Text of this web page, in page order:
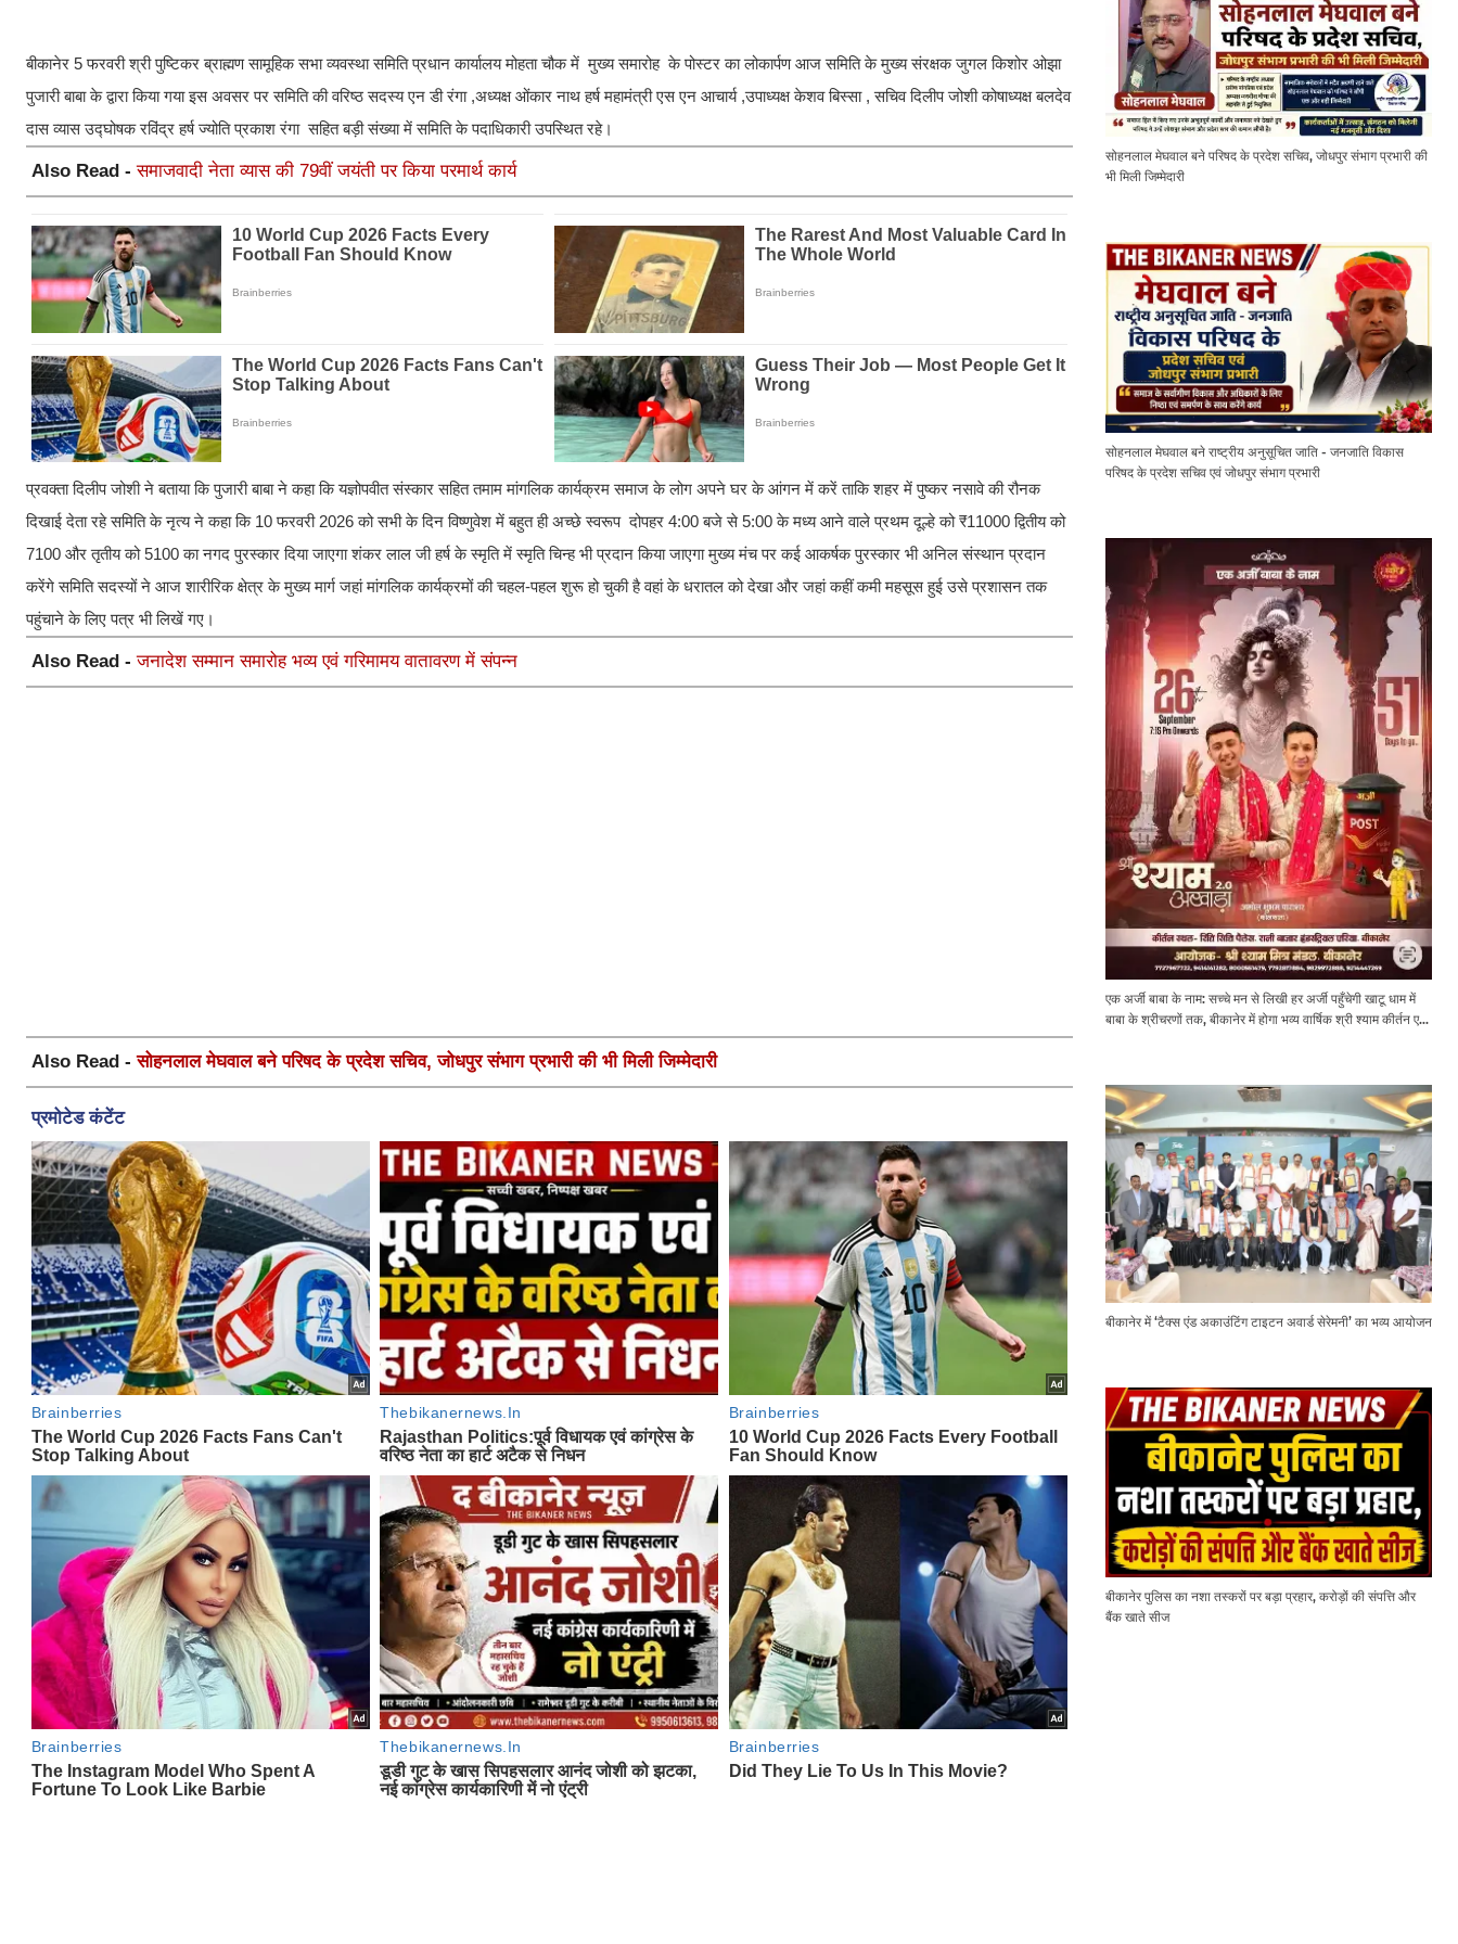
बीकानेर 5 फरवरी श्री पुष्टिकर ब्राह्मण सामूहिक सभा व्यवस्था समिति प्रधान कार्यालय मोहता चौक में मुख्य समारोह के पोस्टर का लोकार्पण आज समिति के मुख्य संरक्षक जुगल किशोर ओझा
पुजारी बाबा के द्वारा किया गया इस अवसर पर समिति की वरिष्ठ सदस्य एन डी रंगा ,अध्यक्ष ओंकार नाथ हर्ष महामंत्री एस एन आचार्य ,उपाध्यक्ष केशव बिस्सा , सचिव दिलीप जोशी कोषाध्यक्ष बलदेव
दास व्यास उद्घोषक रविंद्र हर्ष ज्योति प्रकाश रंगा सहित बड़ी संख्या में समिति के पदाधिकारी उपस्थित रहे।
Also Read -समाजवादी नेता व्यास की 79वीं जयंती पर किया परमार्थ कार्य
प्रवक्ता दिलीप जोशी ने बताया कि पुजारी बाबा ने कहा कि यज्ञोपवीत संस्कार सहित तमाम मांगलिक कार्यक्रम समाज के लोग अपने घर के आंगन में करें ताकि शहर में पुष्कर नसावे की रौनक
दिखाई देता रहे समिति के नृत्य ने कहा कि 10 फरवरी 2026 को सभी के दिन विष्णुवेश में बहुत ही अच्छे स्वरूप दोपहर 4:00 बजे से 5:00 के मध्य आने वाले प्रथम दूल्हे को ₹11000 द्वितीय को
7100 और तृतीय को 5100 का नगद पुरस्कार दिया जाएगा शंकर लाल जी हर्ष के स्मृति में स्मृति चिन्ह भी प्रदान किया जाएगा मुख्य मंच पर कई आकर्षक पुरस्कार भी अनिल संस्थान प्रदान
करेंगे समिति सदस्यों ने आज शारीरिक क्षेत्र के मुख्य मार्ग जहां मांगलिक कार्यक्रमों की चहल-पहल शुरू हो चुकी है वहां के धरातल को देखा और जहां कहीं कमी महसूस हुई उसे प्रशासन तक
पहुंचाने के लिए पत्र भी लिखें गए।
Also Read -जनादेश सम्मान समारोह भव्य एवं गरिमामय वातावरण में संपन्न
Also Read -सोहनलाल मेघवाल बने परिषद के प्रदेश सचिव, जोधपुर संभाग प्रभारी की भी मिली जिम्मेदारी
सोहनलाल मेघवाल बने परिषद के प्रदेश सचिव, जोधपुर संभाग प्रभारी की
भी मिली जिम्मेदारी
सोहनलाल मेघवाल बने राष्ट्रीय अनुसूचित जाति - जनजाति विकास
परिषद के प्रदेश सचिव एवं जोधपुर संभाग प्रभारी
एक अर्जी बाबा के नाम: सच्चे मन से लिखी हर अर्जी पहुँचेगी खाटू धाम में
बाबा के श्रीचरणों तक, बीकानेर में होगा भव्य वार्षिक श्री श्याम कीर्तन एवं
बीकानेर में ‘टैक्स एंड अकाउंटिंग टाइटन अवार्ड सेरेमनी’ का भव्य आयोजन
बीकानेर पुलिस का नशा तस्करों पर बड़ा प्रहार, करोड़ों की संपत्ति और
बैंक खाते सीज